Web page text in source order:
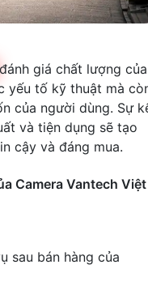
đánh giá chất lượng của
yếu tố kỹ thuật mà
của người dùng. Sự
và tiện dụng sẽ tạo
cậy và đáng mua.
Camera Vantech Việt
sau bán hàng của